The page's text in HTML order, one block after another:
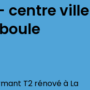
centre ville
T2 rénové à La